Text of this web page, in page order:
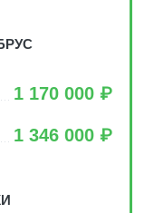
1 170 000 ₽
1 346 000 ₽